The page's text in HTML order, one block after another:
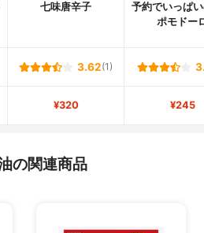
七味唐辛子
予約でいっぱ
ポモドー
3.62(1)
¥320 ¥245
の関連商品